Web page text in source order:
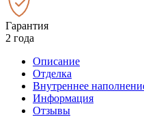
Гарантия
2 года
Описание
Отделка
Внутреннее
Информация
Отзывы